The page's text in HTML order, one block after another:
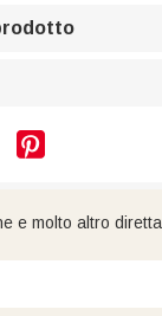

e molto altro